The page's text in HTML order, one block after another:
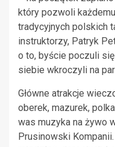
który pozwoli
tradycyjnych polskich
instruktorzy, Patryk
o to, byście poczuli
siebie wkroczyli na
Główne atrakcje
oberek, mazurek,
was muzyka na żywo
Prusinowski